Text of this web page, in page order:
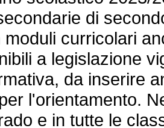
di
curricolari
a legislazione
da inserire
l'orientamento.
e in tutte le